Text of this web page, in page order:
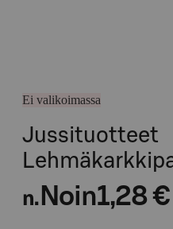
Ei valikoimassa
Jussituotteet
n. Noin1,28 €